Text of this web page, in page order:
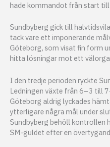
hade kommandot från start till
Sundbyberg gick till
tack vare ett imponerande
Göteborg, som visat fin form
hitta lösningar mot ett
I den tredje perioden ryckte
Ledningen växte från 6–3 till
Göteborg aldrig lyckades
ytterligare några mål under
Sundbyberg behöll kontrollen
SM-guldet efter en